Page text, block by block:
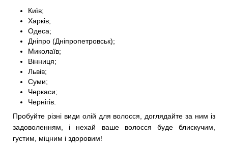
Київ;
Харків;
Одеса;
Дніпро (Дніпропетровськ);
Миколаїв;
Вінниця;
Львів;
Суми;
Черкаси;
Чернігів.
Пробуйте різні види олій для волосся, доглядайте за ним із
задоволенням, і нехай ваше волосся буде блискучим,
густим, міцним і здоровим!